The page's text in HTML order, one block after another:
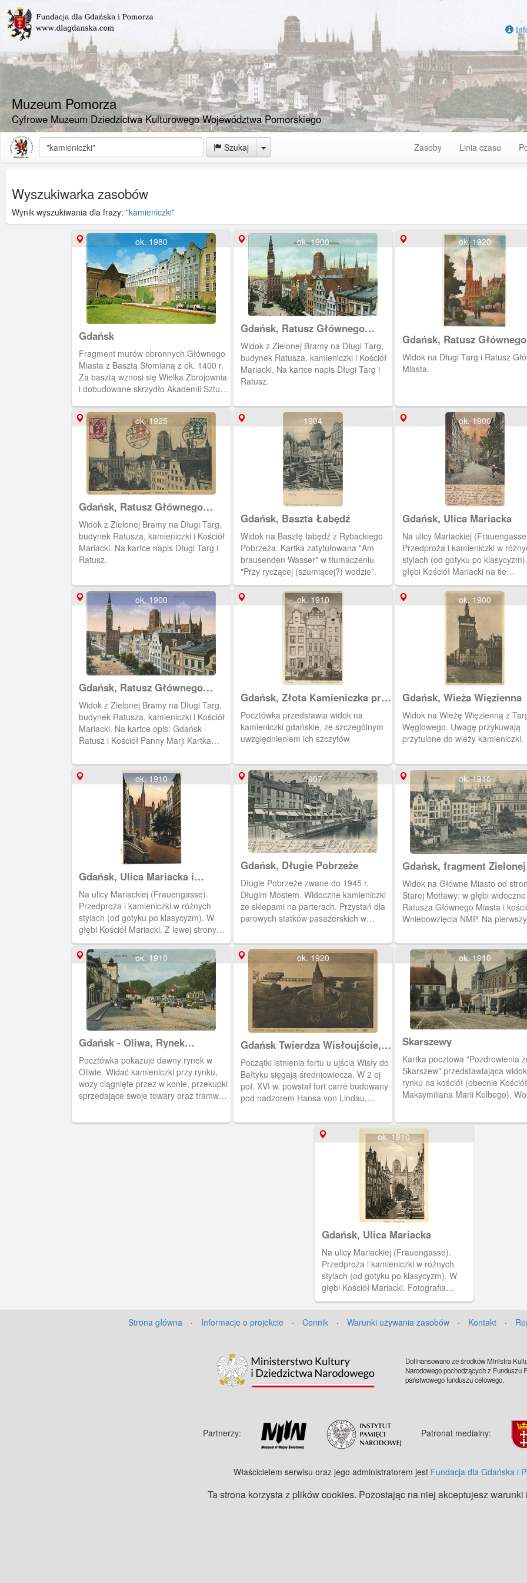
Muzeum Pomorza
Cyfrowe Muzeum Dziedzictwa Kulturowego Województwa Pomorskiego
Szukaj Toggle Dropdown Zasoby Linia czasu
Wyszukiwarka zasobów
Wynik wyszukiwania dla frazy: "kamieniczki"
ok. 1980
Gdańsk
Fragment murów obronnych Głównego
Miasta z Basztą Słomianą z ok. 1400 r.
Za basztą wznosi się Wielka Zbrojownia
i dobudowane skrzydło Akademii Sztuk
ok. 1900
Gdańsk, Ratusz Głównego
Miasta i kościół Mariacki
Widok z Zielonej Bramy na Długi Targ,
budynek Ratusza, kamieniczki i Kościół
Mariacki. Na kartce napis Długi Targ i
Ratusz.
ok. 1920
Gdańsk, Ratusz Głównego
Miasta
Widok na Długi Targ i Ratusz
Miasta.
ok. 1925
Gdańsk, Ratusz Głównego
Miasta i kościół Mariacki
Widok z Zielonej Bramy na Długi Targ,
budynek Ratusza, kamieniczki i Kościół
Mariacki. Na kartce napis Długi Targ i
Ratusz.
1904
Gdańsk, Baszta Łabędź
Widok na Basztę łabędź z Rybackiego
Pobrzeża. Kartka zatytułowana "Am
brausenden Wasser" w tłumaczeniu
"Przy ryczącej (szumiącej?) wodzie".
ok. 1900
Gdańsk, Ulica Mariacka
Na ulicy Mariackiej
Przedproża i kamieniczki w
stylach (od gotyku po
głębi Kościół Mariacki na tle
rozświetlonego nieba przez
Słońce.
ok. 1900
Gdańsk, Ratusz Głównego
Miasta
Widok z Zielonej Bramy na Długi Targ,
budynek Ratusza, kamieniczki i Kościół
Mariacki. Na kartce opis: Gdańsk -
Ratusz i Kościół Panny Marji Kartka
Czarlińskiego. Album zawiera 11 kartek
pocztowych wydanych przez
wydawnictwo Stengel &Co., G.m.b.H,
Dresden. Okładka albumu tekturowa,
kolor bordo. Na okładce znajduje się
napis Gdańsk, dane wydawcy i
ozdobne, secesyjne motywy roślinne.
ok. 1910
Gdańsk, Złota Kamieniczka przy
Długim Targu
Pocztówka przedstawia widok na
kamieniczki gdańskie, ze szczególnym
uwzględnieniem ich szczytów.
ok. 1900
Gdańsk, Wieża Więzienna
Widok na Wieżę Więzienną z
Węglowego. Uwagę przykuwają
przytulone do wieży kamieniczki.
ok. 1910
Gdańsk, Ulica Mariacka i
Bazylika Mariacka.
Na ulicy Mariackiej (Frauengasse).
Przedproża i kamieniczki w różnych
stylach (od gotyku po klasycyzm). W
głębi Kościół Mariacki. Z lewej strony
widoczne drzewo. Pocztówka z
minialbumu "Zehn Der schonsten
ansichten von DANZIG". Auch als
postkarten verwendbar.
1907
Gdańsk, Długie Pobrzeże
Długie Pobrzeże zwane do 1945 r.
Długim Mostem. Widoczne kamieniczki
ze sklepami na parterach. Przystań dla
parowych statków pasażerskich w
charakterystyczna wieżyczka Domu
Towarzystwa Przyrodniczego obok
Bramy Mariackiej.
ok. 1910
Gdańsk, fragment Zielonej
Bramy, Danzig Partie am
Grünen Tor
Widok na Główne Miasto od
Starej Motławy: w głębi
Ratusza Głównego Miasta i
Wniebowzięcia NMP. Na
wzdłuż nabrzeża Motławy, po
strony fragment Zielonej Bramy
Zielonym Mostem.
ok. 1910
Gdańsk - Oliwa, Rynek
(Markplatz)
Pocztówka pokazuje dawny rynek w
Oliwie. Widać kamieniczki przy rynku,
wozy ciągnięte przez w konie, przekupki
sprzedające swoje towary oraz tramwaj.
ok. 1920
Gdańsk Twierdza Wisłoujście,
Danzig Festung Weichselmünde
Początki istnienia fortu u ujścia Wisły do
Bałtyku sięgają średniowiecza. W 2 ej
poł. XVI w. powstał fort carré budowany
pod nadzorem Hansa von Lindau,
Obiekt pełnił funkcje militarne. Jego
załoga kontrolowała statki wpływające
do gdańskiego portu, a wieża do 1758 r.
spełniała rolę latarni morskiej. W XIX r.
znajdowało się tu również więzienie.
Obecnie pełni funkcje muzealne. Na
zdjęciu widoczna latarnia z hełmem, jaki
barokowy hełm spłonął od uderzenia
kamieniczki koszarowe wraz z domem
dla żaglówek, którą utworzono w
pobliżu twierdzy w dwudziestoleciu
międzywojennym. Pocztówka w obiegu
ok. 1910
Skarszewy
Kartka pocztowa "Pozdrowienia
Skarszew" przedstawiająca
rynku na kościół (obecnie
Maksymiliana Marii Kolbego).
ok. 1910
Gdańsk, Ulica Mariacka
Na ulicy Mariackiej (Frauengasse).
Przedproża i kamieniczki w różnych
stylach (od gotyku po klasycyzm). W
głębi Kościół Mariacki. Fotografia
pochodzi z albumu "Danzig und
Umgebung in Bildern".
Strona główna
· Informacje o projekcie · Cennik · Warunki używania zasobów · Kontakt ·
Dofinansowano ze środków Ministra
Narodowego pochodzących z Funduszu
państwowego funduszu celowego.
Partnerzy: Patronat medialny:
Właścicielem serwisu oraz jego administratorem jest Fundacja dla Gdańska i
Ta strona korzysta z plików cookies. Pozostając na niej akceptujesz warunki